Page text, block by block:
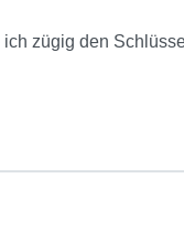
zügig den